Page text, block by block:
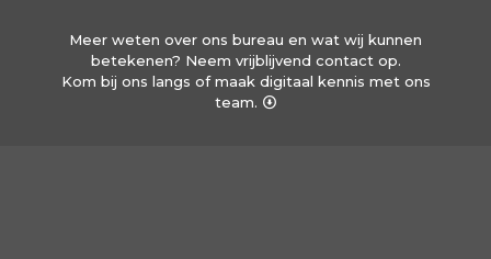
Meer weten over ons bureau en wat wij kunnen
betekenen? Neem vrijblijvend contact op.
Kom bij ons langs of maak digitaal kennis met ons
team.